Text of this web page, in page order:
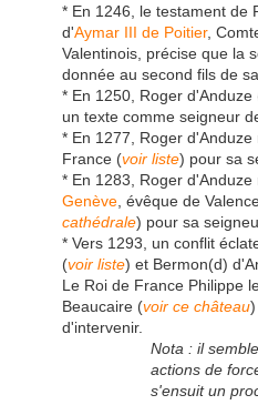
* En 1246, le testament de
d'Aymar III de Poitier,
Valentinois, précise que la
donnée au second fils de
* En 1250, Roger d'Anduze
un texte comme seigneur
* En 1277, Roger
France (voir liste) pour sa
* En 1283, Roger
Genève , évêque de
cathédrale) pour sa
* Vers 1293, un conflit
(voir liste) et Bermon(d)
Le Roi de France Philippe
Beaucaire (voir ce château
d'intervenir.
Nota : il
actions de
s'ensuit un